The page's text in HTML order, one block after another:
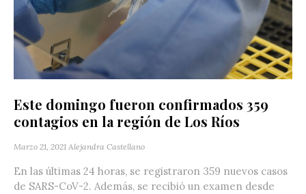
Este domingo fueron confirmados 359
contagios en la región de Los Ríos
Marzo 21, 2021 Alejandra Castellano
En las últimas 24 horas, se registraron 359 nuevos casos
de SARS-CoV-2. Además, se recibió un examen desde